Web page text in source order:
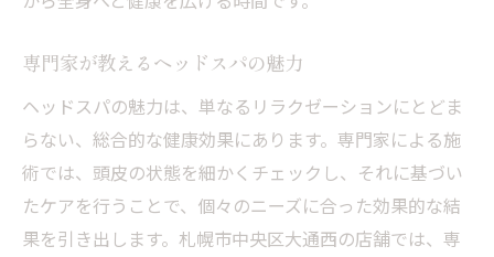
専門家が教えるヘッドスパの魅力
ヘッドスパの魅力は、単なるリラクゼーションにとどま
らない、総合的な健康効果にあります。専門家による施
術では、頭皮の状態を細かくチェックし、それに基づい
たケアを行うことで、個々のニーズに合った効果的な結
果を引き出します。札幌市中央区大通西の店舗では、専